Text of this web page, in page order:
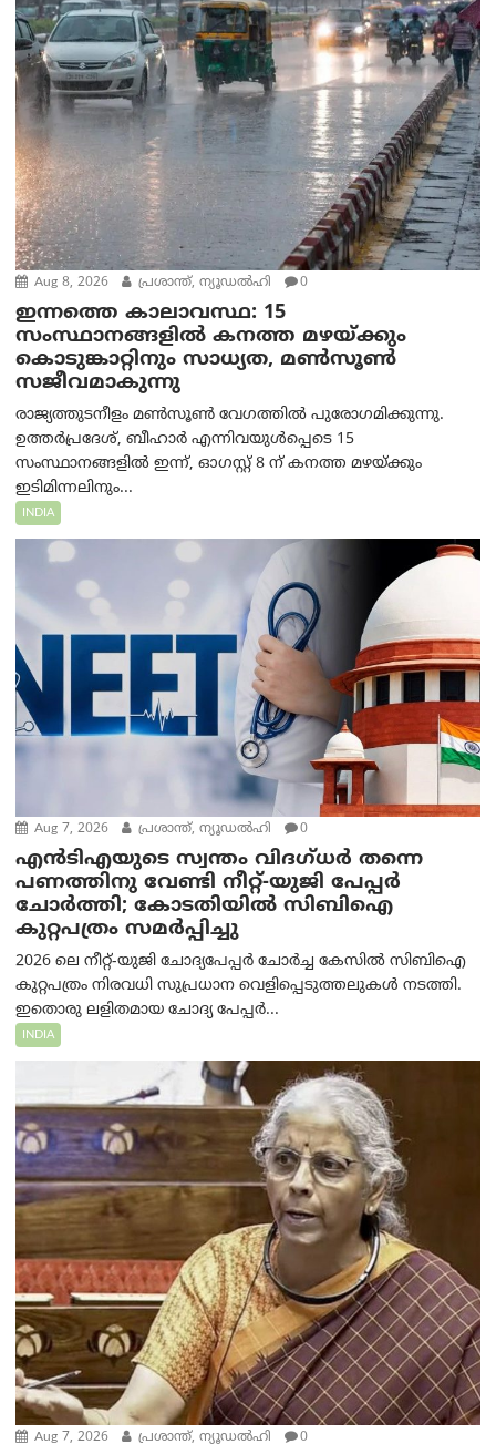
Aug 8, 2026 പ്രശാന്ത്, ന്യൂഡല്‍ഹി 0
ഇന്നത്തെ കാലാവസ്ഥ: 15
സംസ്ഥാനങ്ങളിൽ കനത്ത മഴയ്ക്കും
കൊടുങ്കാറ്റിനും സാധ്യത, മൺസൂൺ
സജീവമാകുന്നു
രാജ്യത്തുടനീളം മൺസൂൺ വേഗത്തിൽ പുരോഗമിക്കുന്നു.
ഉത്തർപ്രദേശ്, ബീഹാർ എന്നിവയുൾപ്പെടെ 15
സംസ്ഥാനങ്ങളിൽ ഇന്ന്, ഓഗസ്റ്റ് 8 ന് കനത്ത മഴയ്ക്കും
ഇടിമിന്നലിനും...
INDIA
Aug 7, 2026 പ്രശാന്ത്, ന്യൂഡല്‍ഹി 0
എൻ‌ടി‌എയുടെ സ്വന്തം വിദഗ്ധർ തന്നെ
പണത്തിനു വേണ്ടി നീറ്റ്-യു‌ജി പേപ്പർ
ചോർത്തി; കോടതിയില്‍ സിബിഐ
കുറ്റപത്രം സമര്‍പ്പിച്ചു
2026 ലെ നീറ്റ്-യുജി ചോദ്യപേപ്പർ ചോർച്ച കേസിൽ സിബിഐ
കുറ്റപത്രം നിരവധി സുപ്രധാന വെളിപ്പെടുത്തലുകൾ നടത്തി.
ഇതൊരു ലളിതമായ ചോദ്യ പേപ്പർ...
INDIA
Aug 7, 2026 പ്രശാന്ത്, ന്യൂഡല്‍ഹി 0